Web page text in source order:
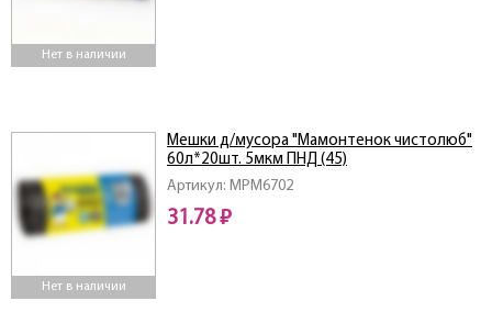
Нет в наличии
Нет в наличии
Артикул: MPM6702
Мешки д/мусора "Мамонтенок чистолюб"
60л*20шт. 5мкм ПНД (45)
31.78 ₽